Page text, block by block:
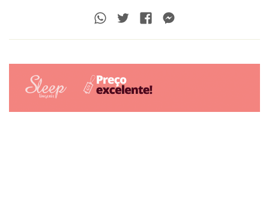
Whatsapp
TwitterFacebook